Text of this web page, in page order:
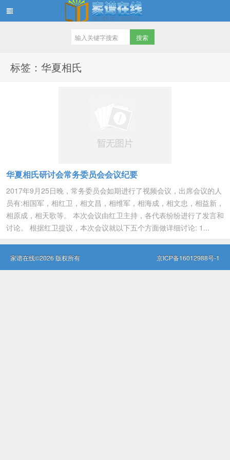
标签：华夏相氏
华夏相氏研讨会常务委员会会议纪要
2017年9月25日晚，常务委员会如期进行了视频会议，出席会议的人
员有:相国军，相红卫，相文昌，相维军，相海成，相文忠，相益新，
相原成，相天歌等。 本次会议由红卫主持，各代表纷纷进行了发言和
讨论。 根据红卫提议，本次会议就以下五个方面做详细讨论: 1...
家谱在线©2026 版权所有 京ICP备16012988号-1